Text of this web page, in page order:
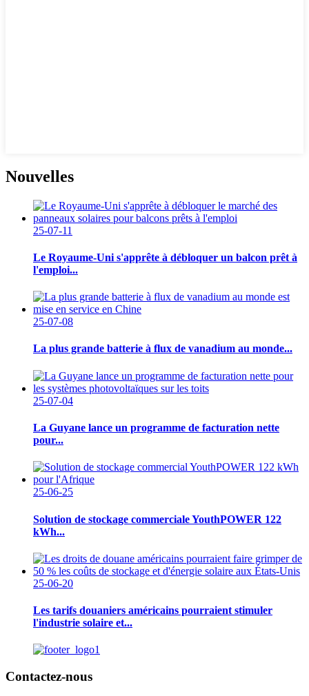
Nouvelles
25-07-11
Le Royaume-Uni s'apprête à débloquer un balcon prêt à
l'emploi...
25-07-08
La plus grande batterie à flux de vanadium au monde...
25-07-04
La Guyane lance un programme de facturation nette
pour...
25-06-25
Solution de stockage commerciale YouthPOWER 122
kWh...
25-06-20
Les tarifs douaniers américains pourraient stimuler
l'industrie solaire et...
Contactez-nous